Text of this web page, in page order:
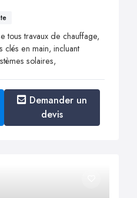
tous travaux de chauffage,
clés en main, incluant
solaires,
Demander un
devis